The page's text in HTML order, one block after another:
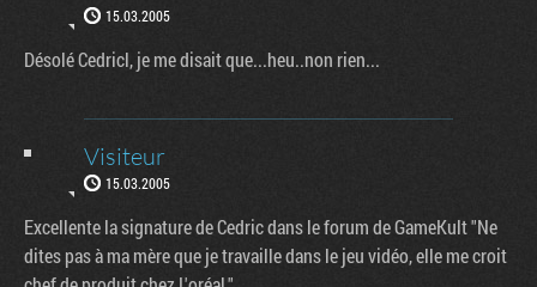
15.03.2005
Désolé Cedricl, je me disait que...heu..non rien...
Visiteur
15.03.2005
Excellente la signature de Cedric dans le forum de GameKult "Ne
dites pas à ma mère que je travaille dans le jeu vidéo, elle me croit